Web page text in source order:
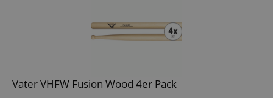
Vater VHFW Fusion Wood 4er Pack